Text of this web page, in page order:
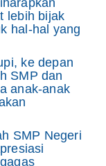
lebih bijak
hal-hal yang
ke depan
SMP dan
anak-anak
SMP Negeri